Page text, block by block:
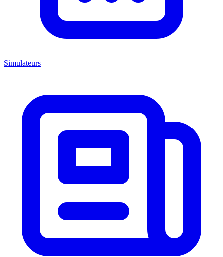
Simulateurs